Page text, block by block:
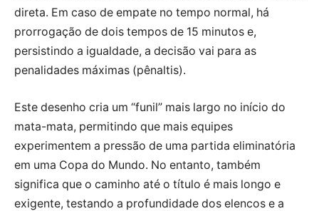
direta. Em caso de empate no tempo normal, há
prorrogação de dois tempos de 15 minutos e,
persistindo a igualdade, a decisão vai para as
penalidades máximas (pênaltis).
Este desenho cria um “funil” mais largo no início do
mata-mata, permitindo que mais equipes
experimentem a pressão de uma partida eliminatória
em uma Copa do Mundo. No entanto, também
significa que o caminho até o título é mais longo e
exigente, testando a profundidade dos elencos e a